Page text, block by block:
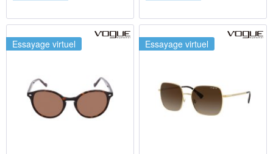
Essayage virtuel Essayage virtuel